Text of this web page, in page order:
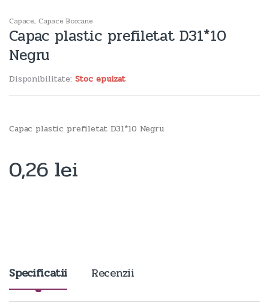
Capace, Capace Borcane
Capac plastic prefiletat D31*10
Negru
Disponibilitate: Stoc epuizat
Capac plastic prefiletat D31*10 Negru
0,26 lei
Specificatii Recenzii